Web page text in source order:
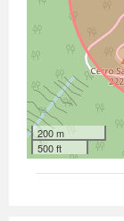
200 m
500 ft